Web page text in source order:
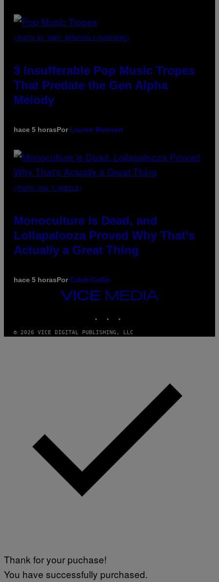
(PHOTO BY MARC BROUSSELY/REDFERNS)
3 Insufferable Pop Music Tropes
That Predate the Gen Alpha
Melody
hace 5 horasPor Lauren Boisvert
(PHOTO VIA T-MOBILE)
Monoculture is Dead, and
Lollapalooza Proved Why That’s
Actually a Great Thing
hace 5 horasPorCaleb Catlin
VICE
MEDIA
© 2026 VICE DIGITAL PUBLISHING, LLC
Thank for your puchase!
You have successfully purchased.